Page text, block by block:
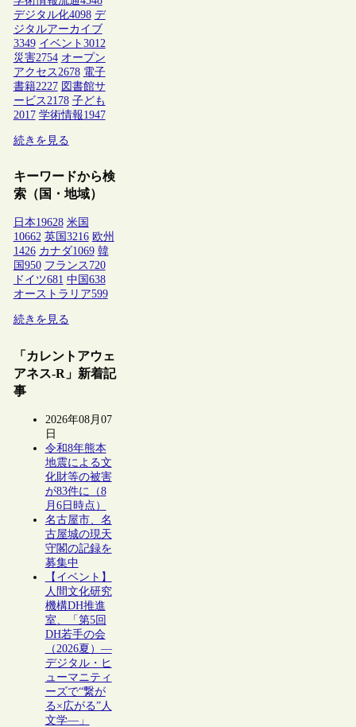
デジタル化4098 デ
ジタルアーカイブ
3349 イベント 3012
災害2754 オープン
アクセス 2678 電子
書籍2227 図書館サ
ービス 2178 子ども
2017 学術情報1947
続きを見る
キーワードから検
索（国・地域）
日本19628 米国
10662 英国 3216 欧州
1426 カナダ1069 韓
国 950 フランス 720
ドイツ681 中国 638
オーストラリア599
続きを見る
「カレントアウェ
アネス-R」新着記
事
2026年08月07
日
令和8年熊本
地震による文
化財等の被害
が83件に（8
月6日時点）
名古屋市、名
古屋城の現天
守閣の記録を
募集中
【イベント】
人間文化研究
機構DH推進
室、「第5回
DH若手の会
（2026夏）―
デジタル・ヒ
ューマニティ
ーズで“繋が
る×広がる”人
文学―」